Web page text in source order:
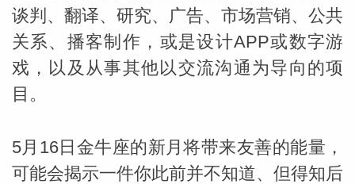
谈判、翻译、研究、广告、市场营销、公共
关系、播客制作，或是设计APP或数字游
戏，以及从事其他以交流沟通为导向的项
目。
5月16日金牛座的新月将带来友善的能量，
可能会揭示一件你此前并不知道、但得知后